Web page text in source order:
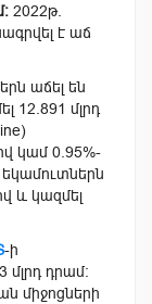
2022թ.
է աճ
աճել են
12.891 մլրդ
կամ 0.95%-
եկամուտներն
և կազմել
-ի
դրամ։
միջոցների